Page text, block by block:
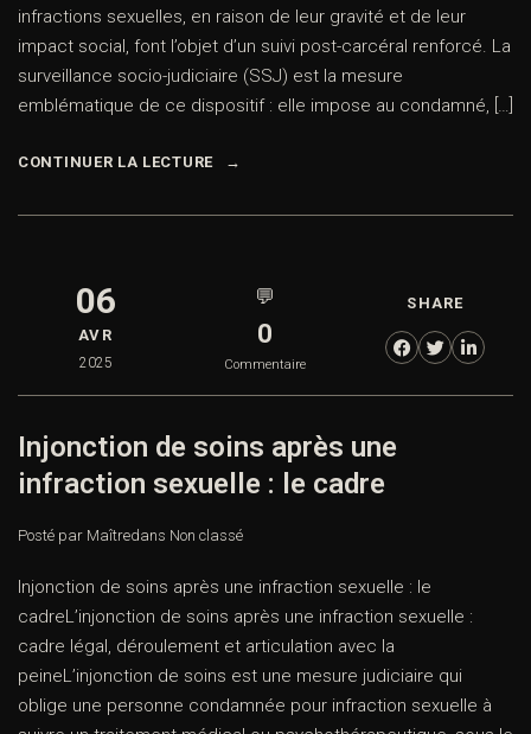
infractions sexuelles, en raison de leur gravité et de leur
impact social, font l’objet d’un suivi post-carcéral renforcé. La
surveillance socio-judiciaire (SSJ) est la mesure
emblématique de ce dispositif : elle impose au condamné, […]
CONTINUER LA LECTURE
06
AVR
2025
💬
0
Commentaire
SHARE
Injonction de soins après une
infraction sexuelle : le cadre
Posté par Maîtredans Non classé
Injonction de soins après une infraction sexuelle : le
cadreL’injonction de soins après une infraction sexuelle :
cadre légal, déroulement et articulation avec la
peineL’injonction de soins est une mesure judiciaire qui
oblige une personne condamnée pour infraction sexuelle à